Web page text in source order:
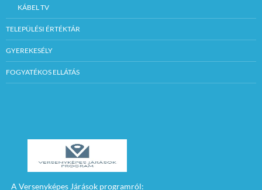
KÁBEL TV
TELEPÜLÉSI ÉRTÉKTÁR
GYEREKESÉLY
FOGYATÉKOS ELLÁTÁS
A Versenyképes Járások programról: